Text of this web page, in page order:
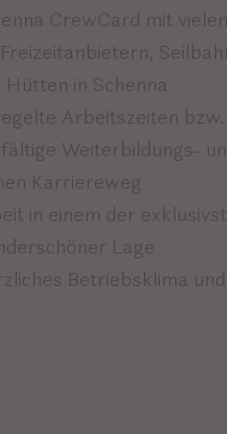
CrewCard mit
Hütten in Schenna
Arbeitszeiten
Weiterbildungs-
Karriereweg
in einem der
Lage
Betriebsklima